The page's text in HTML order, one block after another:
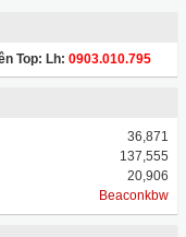
Top: Lh: 0903.010.795
36,871
137,555
20,906
Beaconkbw